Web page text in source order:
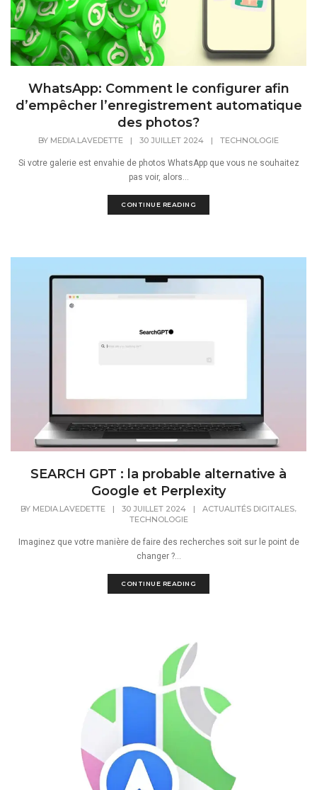
WhatsApp: Comment le configurer afin
d’empêcher l’enregistrement automatique
des photos?
BY MEDIA.LAVEDETTE | 30 JUILLET 2024 | TECHNOLOGIE
Si votre galerie est envahie de photos WhatsApp que vous ne souhaitez
pas voir, alors...
CONTINUE READING
SEARCH GPT : la probable alternative à
Google et Perplexity
BY MEDIA.LAVEDETTE | 30 JUILLET 2024 | ACTUALITÉS DIGITALES
TECHNOLOGIE
Imaginez que votre manière de faire des recherches soit sur le point de
changer ?...
CONTINUE READING